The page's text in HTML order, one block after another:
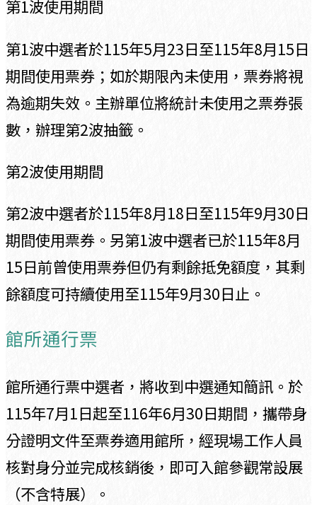
第1波使用期間
第1波中選者於115年5月23日至115年8月15日
期間使用票券；如於期限內未使用，票券將視
為逾期失效。主辦單位將統計未使用之票券張
數，辦理第2波抽籤。
第2波使用期間
第2波中選者於115年8月18日至115年9月30日
期間使用票券。另第1波中選者已於115年8月
15日前曾使用票券但仍有剩餘抵免額度，其剩
餘額度可持續使用至115年9月30日止。
館所通行票
館所通行票中選者，將收到中選通知簡訊。於
115年7月1日起至116年6月30日期間，攜帶身
分證明文件至票券適用館所，經現場工作人員
核對身分並完成核銷後，即可入館參觀常設展
（不含特展）。